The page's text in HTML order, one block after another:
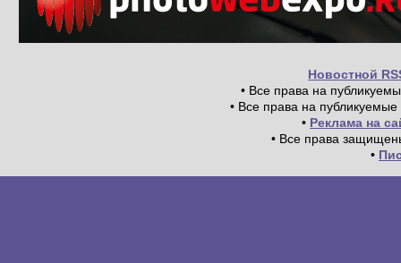
Новостной
• Все права на
• Все права на
• Реклама на
• Все права
•